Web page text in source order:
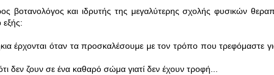
βοτανολόγος και ιδρυτής της μεγαλύτερης σχολής φυσικών
εξής:
έρχονται όταν τα προσκαλέσουμε με τον τρόπο που τρεφόμαστε
δεν ζουν σε ένα καθαρό σώμα γιατί δεν έχουν τροφή...